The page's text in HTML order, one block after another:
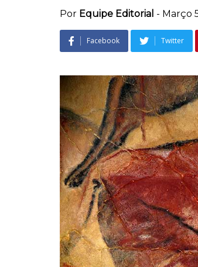
Por Equipe Editorial - Março
Facebook Twitter